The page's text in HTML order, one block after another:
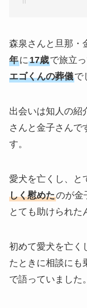
森泉さんと旦那・
年に17歳で旅立
エゴくんの葬儀で
出会いは知人の紹
さんと金子さんで
す。
愛犬を亡くし、と
しく慰めたのが金
とても助けられた
初めて愛犬を亡く
たときに相談にも
で語っていました。